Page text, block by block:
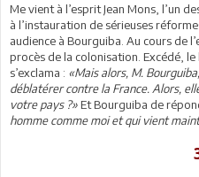
Me vient à l’esprit Jean Mons, l’un
à l’instauration de sérieuses
audience à Bourguiba. Au cours de
procès de la colonisation. Excédé,
s’exclama : «Mais alors, M.
déblatérer contre la France. Alors,
votre pays ?»Et Bourguiba de
homme comme moi et qui vient